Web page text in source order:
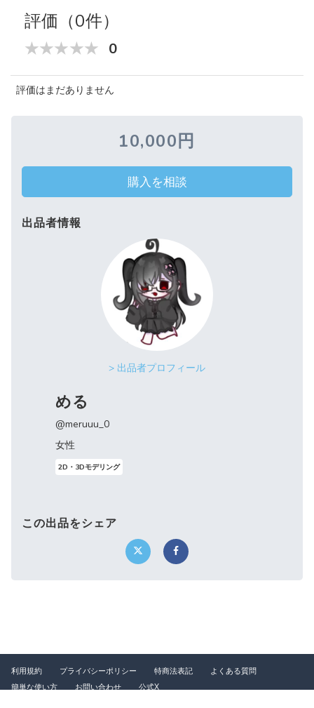
評価（0件）
0
評価はまだありません
10,000円
購入を相談
出品者情報
> 出品者プロフィール
める
@meruuu_0
女性
2D・3Dモデリング
この出品をシェア
利用規約 プライバシーポリシー 特商法表記
よくある質問
簡単な使い方
お問い合わせ 公式X